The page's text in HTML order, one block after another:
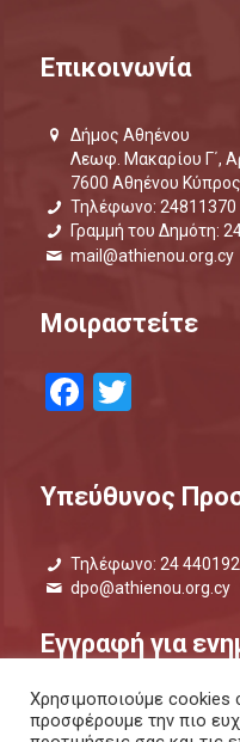
Επικοινωνία
Δήμος Αθηένου
Λεωφ. Μακαρίου Γ΄,
7600 Αθηένου Κύπρος
Τηλέφωνο: 24811370
Γραμμή του Δημότη:
mail@athienou.org.cy
Μοιραστείτε
Facebook
Twitter
Υπεύθυνος
Τηλέφωνο: 24 440192
dpo@athienou.org.cy
Εγγραφή για
Μάθετε τι συμβαίνει και
Χρησιμοποιούμε cookies
προσφέρουμε την πιο